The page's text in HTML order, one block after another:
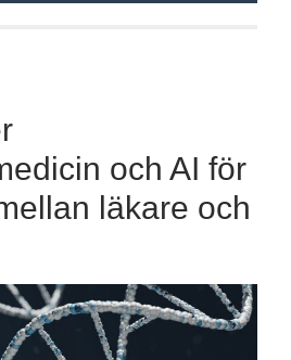
och AI för
läkare och